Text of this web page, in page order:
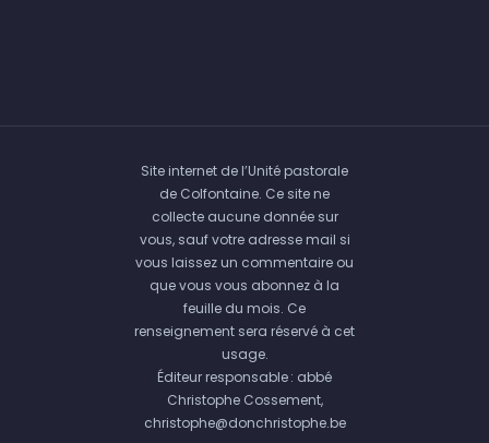
Site internet de l’Unité pastorale
de Colfontaine. Ce site ne
collecte aucune donnée sur
vous, sauf votre adresse mail si
vous laissez un commentaire ou
que vous vous abonnez à la
feuille du mois. Ce
renseignement sera réservé à cet
usage.
Éditeur responsable : abbé
Christophe Cossement,
christophe@donchristophe.be